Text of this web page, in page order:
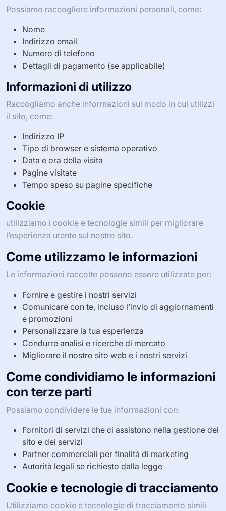
Possiamo raccogliere informazioni personali, come:
Nome
Indirizzo email
Numero di telefono
Dettagli di pagamento (se applicabile)
Informazioni di utilizzo
Raccogliamo anche informazioni sul modo in cui utilizzi
il sito, come:
Indirizzo IP
Tipo di browser e sistema operativo
Data e ora della visita
Pagine visitate
Tempo speso su pagine specifiche
Cookie
utilizziamo i cookie e tecnologie simili per migliorare
l’esperienza utente sul nostro sito.
Come utilizzamo le informazioni
Le informazioni raccolte possono essere utilizzate per:
Fornire e gestire i nostri servizi
Comunicare con te, incluso l’invio di aggiornamenti
e promozioni
Personalizzare la tua esperienza
Condurre analisi e ricerche di mercato
Migliorare il nostro sito web e i nostri servizi
Come condividiamo le informazioni
con terze parti
Possiamo condividere le tue informazioni con:
Fornitori di servizi che ci assistono nella gestione del
sito e dei servizi
Partner commerciali per finalità di marketing
Autorità legali se richiesto dalla legge
Cookie e tecnologie di tracciamento
Utilizziamo cookie e tecnologie di tracciamento simili